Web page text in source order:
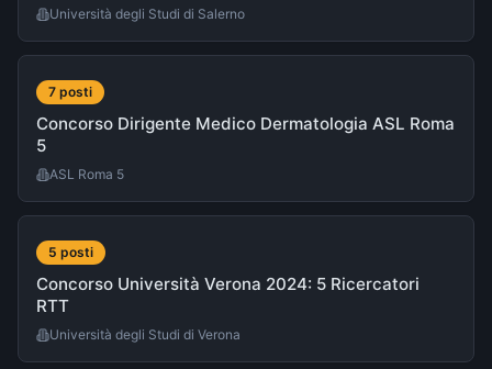
Università degli Studi di Salerno
7 posti
Concorso Dirigente Medico Dermatologia ASL Roma
5
ASL Roma 5
5 posti
Concorso Università Verona 2024: 5 Ricercatori
RTT
Università degli Studi di Verona